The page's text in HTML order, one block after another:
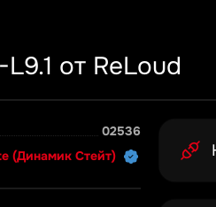
от ReLoud
02536
(Динамик Стейт)